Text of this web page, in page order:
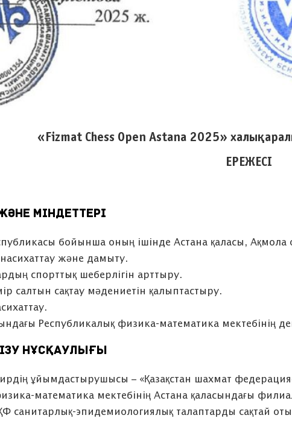
«Fizmat Chess Open Astana 2025»
ЕРЕЖЕCІ
МІНДЕТТЕРІ
бойынша оның ішінде Астана қаласы,
және дамыту.
спорттық шеберлігін арттыру.
салтын сақтау мәдениетін қалыптастыру.
Республикалық физика-математика мектебінің
НҰСҚАУЛЫҒЫ
ұйымдастырушысы – «Қазақстан шахмат
математика мектебінің Астана қаласындағы
санитарлық-эпидемиологиялық талаптарды сақтай